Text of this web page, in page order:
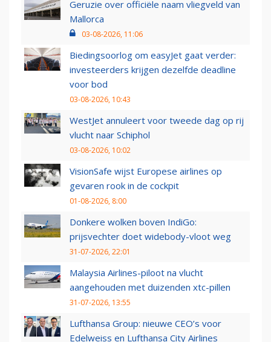
Geruzie over officiële naam vliegveld van
Mallorca
03-08-2026, 11:06
Biedingsoorlog om easyJet gaat verder:
investeerders krijgen dezelfde deadline
voor bod
03-08-2026, 10:43
WestJet annuleert voor tweede dag op rij
vlucht naar Schiphol
03-08-2026, 10:02
VisionSafe wijst Europese airlines op
gevaren rook in de cockpit
01-08-2026, 8:00
Donkere wolken boven IndiGo:
prijsvechter doet widebody-vloot weg
31-07-2026, 22:01
Malaysia Airlines-piloot na vlucht
aangehouden met duizenden xtc-pillen
31-07-2026, 13:55
Lufthansa Group: nieuwe CEO’s voor
Edelweiss en Lufthansa City Airlines